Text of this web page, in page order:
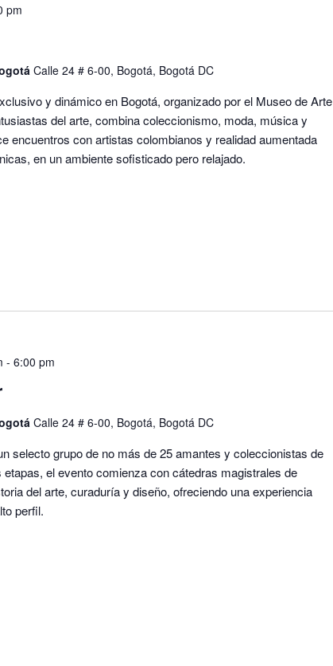
pm
Calle 24 # 6-00, Bogotá, Bogotá DC
y dinámico en Bogotá, organizado por el Museo de Arte
del arte, combina coleccionismo, moda, música y
encuentros con artistas colombianos y realidad aumentada
en un ambiente sofisticado pero relajado.
- 6:00 pm
Calle 24 # 6-00, Bogotá, Bogotá DC
selecto grupo de no más de 25 amantes y coleccionistas de
el evento comienza con cátedras magistrales de
del arte, curaduría y diseño, ofreciendo una experiencia
perfil.